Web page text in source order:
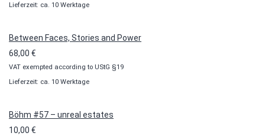
bis
Lieferzeit: ca. 10 Werktage
Between Faces, Stories and Power
68,00 €
VAT exempted according to UStG §19
Lieferzeit: ca. 10 Werktage
Böhm #57 – unreal estates
10,00 €